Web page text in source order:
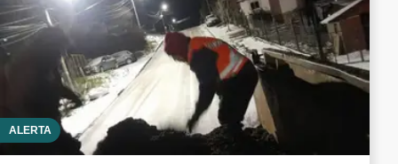
ALERTA